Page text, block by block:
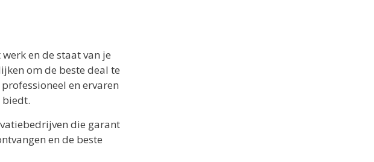
en de staat van je
om de beste deal te
en ervaren
die garant
en de beste